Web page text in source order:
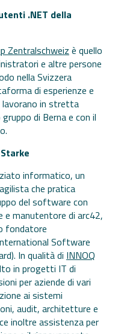
.NET della
Zentralschweiz è quello
e altre persone
nella Svizzera
di esperienze e
lavorano in stretta
di Berna e con il
informatico, un
che pratica
del software con
manutentore di arc42,
fondatore
Software
In qualità di INNOQ
in progetti IT di
per aziende di vari
ai sistemi
audit, architetture e
inoltre assistenza per